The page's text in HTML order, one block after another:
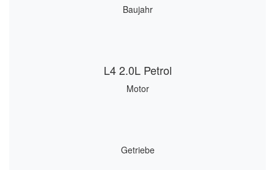
Baujahr
L4 2.0L Petrol
Motor
Getriebe